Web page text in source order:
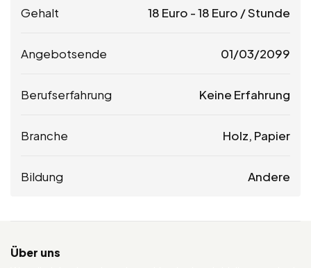
Gehalt 18 Euro -18 Euro / Stunde
Angebotsende 01/03/2099
Berufserfahrung Keine Erfahrung
Branche Holz, Papier
Bildung Andere
Über uns